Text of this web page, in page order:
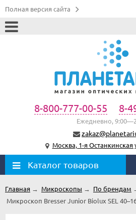
Полная версия сайта
8-800-777-00-55 8-
Ежедневно,
Москва, 1-я
Каталог товаров
Главная → Микроскопы → По брендам
Микроскоп Bresser Junior Biolux SEL